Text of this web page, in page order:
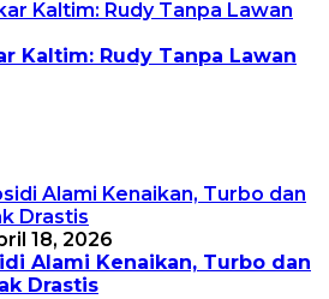
Kaltim: Rudy Tanpa Lawan
18, 2026
Alami Kenaikan, Turbo dan
Drastis